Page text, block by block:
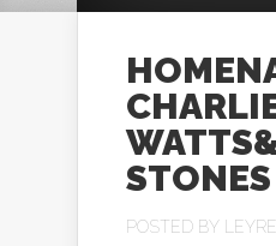
STONES
POSTED BY
LEYRE